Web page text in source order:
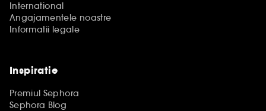
International
Angajamentele noastre
Informatii legale
Inspiratie
Premiul Sephora
Sephora Blog